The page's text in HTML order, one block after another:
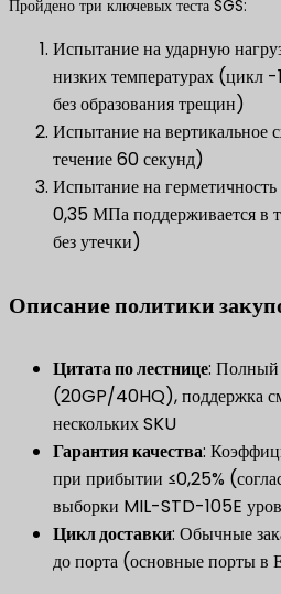
Пройдено три ключевых теста SGS:
Испытание на ударную
низких температурах
без образования трещин)
Испытание на вертикальное
течение 60 секунд)
Испытание на
0,35 МПа поддерживается в
без утечки)
Описание политики
​Цитата по лестнице​​: Полный
(20GP/40HQ), поддержка
нескольких SKU
​Гарантия качества​​:
при прибытии ≤0,25%
выборки MIL-STD-105E
​Цикл доставки​​: Обычные
до порта (основные порты в